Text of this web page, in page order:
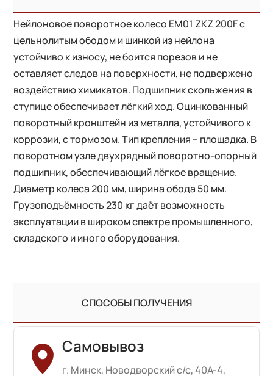
Нейлоновое поворотное колесо EM01 ZKZ 200F с
цельнолитым ободом и шинкой из нейлона
устойчиво к износу, не боится порезов и не
оставляет следов на поверхности, не подвержено
воздействию химикатов. Подшипник скольжения в
ступице обеспечивает лёгкий ход. Оцинкованный
поворотный кронштейн из металла, устойчивого к
коррозии, с тормозом. Тип крепления – площадка. В
поворотном узле двухрядный поворотно-опорный
подшипник, обеспечивающий лёгкое вращение.
Диаметр колеса 200 мм, ширина обода 50 мм.
Грузоподъёмность 230 кг даёт возможность
эксплуатации в широком спектре промышленного,
складского и иного оборудования.
СПОСОБЫ ПОЛУЧЕНИЯ
Самовывоз
г. Минск, Новодворский с/с, 40А-4,